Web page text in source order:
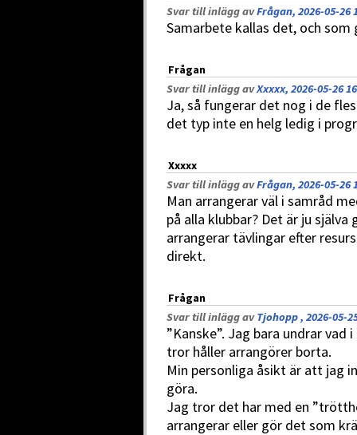
Svar till inlägg avFrågan, 2026-05-26
Samarbete kallas det, och
Frågan
Svar till inlägg avXxxxx, 2026-05-26
Ja, så fungerar det nog i de
det typ inte en helg ledig i
Xxxxx
Svar till inlägg avFrågan, 2026-05-26
Man arrangerar väl i samråd
på alla klubbar? Det är ju
arrangerar tävlingar efter
direkt.
Frågan
Svar till inlägg avTjohopp , 2026-05-
”Kanske”. Jag bara undrar
tror håller arrangörer borta.
Min personliga åsikt är att jag
göra.
Jag tror det har med en
arrangerar eller gör det som